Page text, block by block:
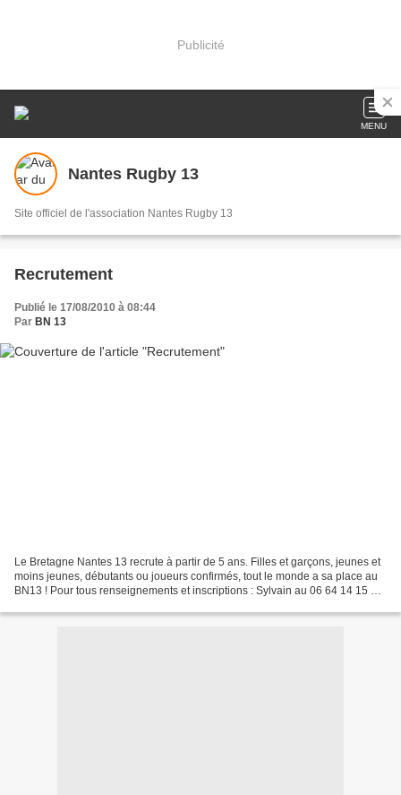
Publicité
MENU
Nantes Rugby 13
Site officiel de l'association Nantes Rugby 13
Recrutement
Publié le 17/08/2010 à 08:44
Par BN 13
Le Bretagne Nantes 13 recrute à partir de 5 ans. Filles et garçons, jeunes et
moins jeunes, débutants ou joueurs confirmés, tout le monde a sa place au
BN13 ! Pour tous renseignements et inscriptions : Sylvain au 06 64 14 15 10